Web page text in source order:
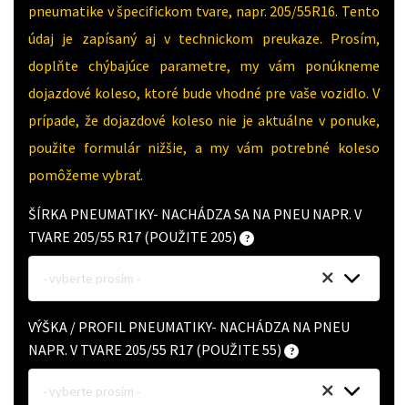
pneumatike v špecifickom tvare, napr. 205/55R16. Tento
údaj je zapísaný aj v technickom preukaze. Prosím,
doplňte chýbajúce parametre, my vám ponúkneme
dojazdové koleso, ktoré bude vhodné pre vaše vozidlo. V
prípade, že dojazdové koleso nie je aktuálne v ponuke,
použite formulár nižšie, a my vám potrebné koleso
pomôžeme vybrať.
ŠÍRKA PNEUMATIKY- NACHÁDZA SA NA PNEU NAPR. V
TVARE 205/55 R17 (POUŽITE 205)
- vyberte prosím -
VÝŠKA / PROFIL PNEUMATIKY- NACHÁDZA NA PNEU
NAPR. V TVARE 205/55 R17 (POUŽITE 55)
- vyberte prosím -